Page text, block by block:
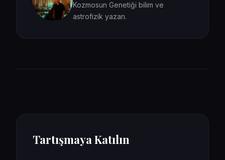
Kozmosun Genetiği bilim ve
astrofizik yazarı.
Tartışmaya Katılın